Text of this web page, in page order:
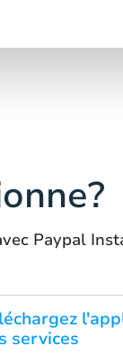
Paypal
services